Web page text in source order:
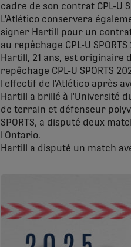
cadre de son contrat CPL-U
L'Atlético conservera
signer Hartill pour un contrat
au repêchage CPL-U SPORTS
Hartill, 21 ans, est originaire
repêchage CPL-U SPORTS
l'effectif de l'Atlético après
Hartill a brillé à l'Université
de terrain et défenseur
SPORTS, a disputé deux
l'Ontario.
Hartill a disputé un match